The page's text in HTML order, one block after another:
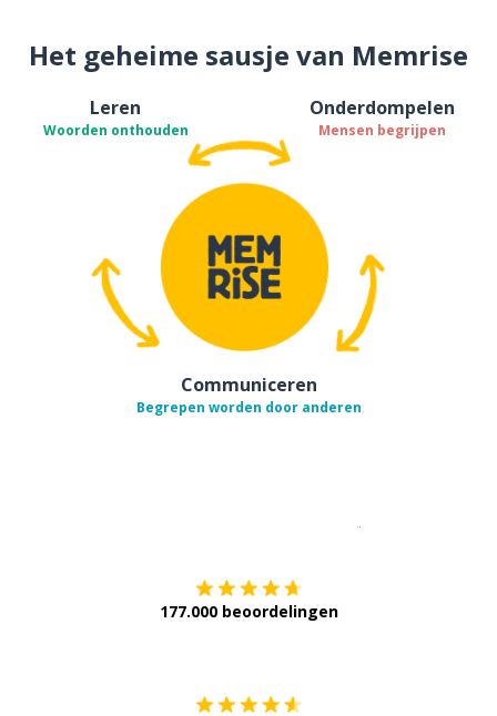
Het geheime sausje van Memrise
Leren
Woorden onthouden
Onderdompelen
Mensen begrijpen
Communiceren
Begrepen worden door anderen
177.000 beoordelingen